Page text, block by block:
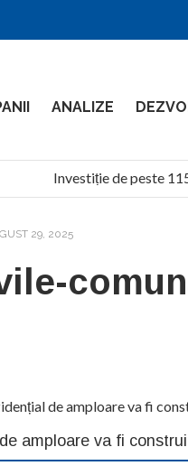
ANALIZE
Investiție de peste
29, 2025
de amploare va fi
amploare va fi